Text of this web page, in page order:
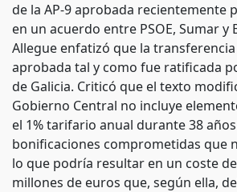
de la AP-9 aprobada recientemente
en un acuerdo entre PSOE, Sumar y
Allegue enfatizó que la
aprobada tal y como fue ratificada
de Galicia. Criticó que el texto
Gobierno Central no incluye
el 1% tarifario anual durante 38
bonificaciones comprometidas que
lo que podría resultar en un coste
millones de euros que, según ella,